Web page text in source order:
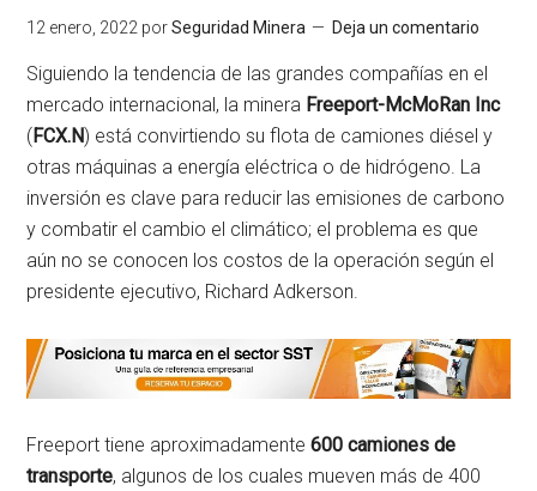
12 enero, 2022 porSeguridad Minera Deja un comentario
Siguiendo la tendencia de las grandes compañías en el
mercado internacional, la minera Freeport-McMoRan Inc
(FCX.N) está convirtiendo su flota de camiones diésel y
otras máquinas a energía eléctrica o de hidrógeno. La
inversión es clave para reducir las emisiones de carbono
y combatir el cambio el climático; el problema es que
aún no se conocen los costos de la operación según el
presidente ejecutivo, Richard Adkerson.
Freeport tiene aproximadamente600 camiones de
transporte, algunos de los cuales mueven más de 400